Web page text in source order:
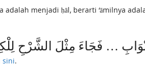
… فَجَاءَ مِثْلَ الشَّرْحِ
sini.